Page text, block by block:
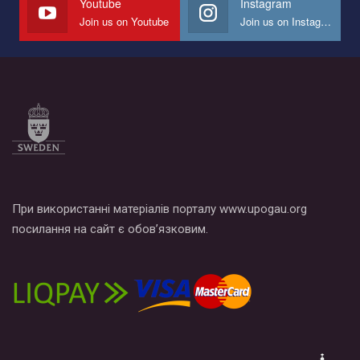
Все, что вам нужно сделать - это зайти на наш канал YouTube
по этой ссылке и поставить лайк под видео.
Join us on Youtube Join us on Instagram
При використанні матеріалів порталу www.upogau.org
посилання на сайт є обов’язковим.